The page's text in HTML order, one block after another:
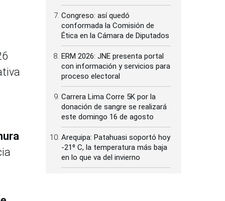
Congreso: así quedó
conformada la Comisión de
Ética en la Cámara de Diputados
ERM 2026: JNE presenta portal
con información y servicios para
proceso electoral
Carrera Lima Corre 5K por la
donación de sangre se realizará
este domingo 16 de agosto
Arequipa: Patahuasi soportó hoy
-21⁰ C, la temperatura más baja
en lo que va del invierno